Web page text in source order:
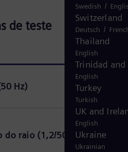
de teste
Hz)
do raio (1,2/50 μs)
Swedish /
Switzerland
Deutsch /
Thailand
English
Trinidad and
English
Turkey
Turkish
UK and
English
Ukraine
Ukrainian